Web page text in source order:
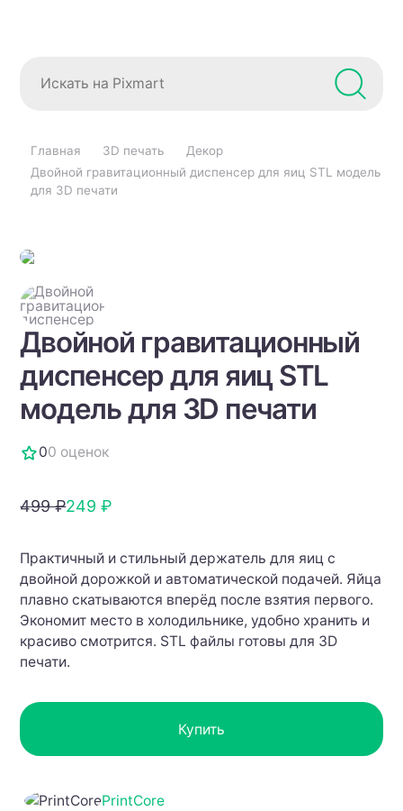
Главная 3D печать
Декор
Двойной гравитационный диспенсер для яиц STL модель
для 3D печати
Двойной гравитационный
диспенсер для яиц STL
модель для 3D печати
00 оценок
499 ₽249 ₽
Практичный и стильный держатель для яиц с
двойной дорожкой и автоматической подачей. Яйца
плавно скатываются вперёд после взятия первого.
Экономит место в холодильнике, удобно хранить и
красиво смотрится. STL файлы готовы для 3D
печати.
Купить
PrintCore